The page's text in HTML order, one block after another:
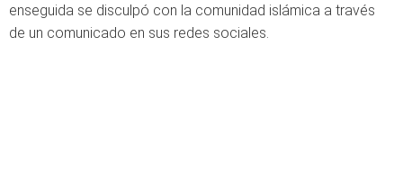
enseguida se disculpó con la comunidad islámica a través
de un comunicado en sus redes sociales.